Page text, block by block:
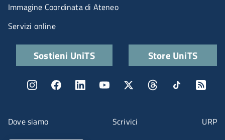
Menu contatti
Dove siamo Scrivici URP
Immagine Coordinata di Ateneo
Servizi online
Quick links
Sostieni UniTS Store UniTS
Menu social